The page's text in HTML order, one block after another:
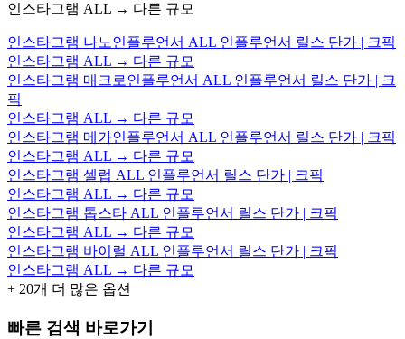
인스타그램 ALL → 다른 규모
인스타그램 나노인플루언서 ALL 인플루언서 릴스 단가 | 크픽
인스타그램 ALL → 다른 규모
인스타그램 매크로인플루언서 ALL 인플루언서 릴스 단가 | 크
픽
인스타그램 ALL → 다른 규모
인스타그램 메가인플루언서 ALL 인플루언서 릴스 단가 | 크픽
인스타그램 ALL → 다른 규모
인스타그램 셀럽 ALL 인플루언서 릴스 단가 | 크픽
인스타그램 ALL → 다른 규모
인스타그램 톱스타 ALL 인플루언서 릴스 단가 | 크픽
인스타그램 ALL → 다른 규모
인스타그램 바이럴 ALL 인플루언서 릴스 단가 | 크픽
인스타그램 ALL → 다른 규모
+ 20개 더 많은 옵션
빠른 검색 바로가기